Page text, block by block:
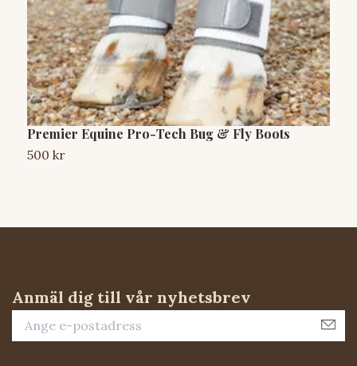
Premier Equine Pro-Tech Bug & Fly Boots
500 kr
Anmäl dig till vår nyhetsbrev